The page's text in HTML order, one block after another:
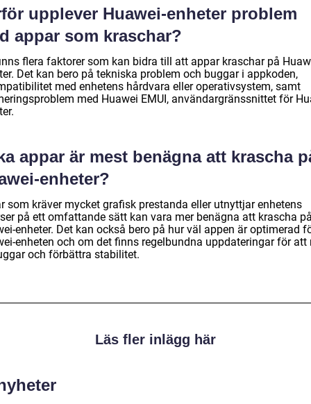
upplever Huawei-enheter problem
appar som kraschar?
flera faktorer som kan bidra till att appar kraschar på
Det kan bero på tekniska problem och buggar i appkoden,
med enhetens hårdvara eller operativsystem, samt
med Huawei EMUI, användargränssnittet för
appar är mest benägna att krascha
enheter?
som kräver mycket grafisk prestanda eller utnyttjar enhetens
på ett omfattande sätt kan vara mer benägna att krascha
enheter. Det kan också bero på hur väl appen är optimerad
enheten och om det finns regelbundna uppdateringar för att
och förbättra stabilitet.
Läs fler inlägg här